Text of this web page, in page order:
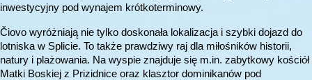
inwestycyjny pod wynajem krótkoterminowy.
Čiovo wyróżniają nie tylko doskonała lokalizacja i szybki dojazd do
lotniska w Splicie. To także prawdziwy raj dla miłośników historii,
natury i plażowania. Na wyspie znajduje się m.in. zabytkowy kościół
Matki Boskiej z Prizidnice oraz klasztor dominikanów pod